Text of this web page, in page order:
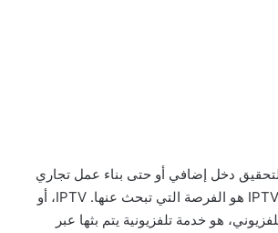
دخل إضافي أو حتى بناء عمل تجاري
ناجح؟ قد يكون عالم IPTV هو الفرصة التي تبحث عنها. IPTV، أو
هو خدمة تلفزيونية يتم بثها عبر